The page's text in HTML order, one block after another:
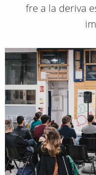
fre a la deriva